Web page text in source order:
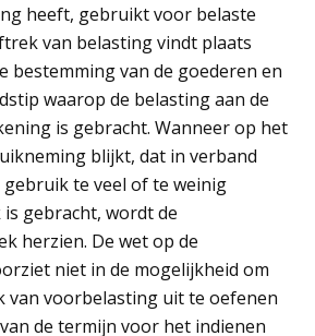
heeft, gebruikt voor belaste
van belasting vindt plaats
bestemming van de goederen en
waarop de belasting aan de
is gebracht. Wanneer op het
blijkt, dat in verband
te veel of te weinig
gebracht, wordt de
herzien. De wet op de
niet in de mogelijkheid om
van voorbelasting uit te oefenen
de termijn voor het indienen